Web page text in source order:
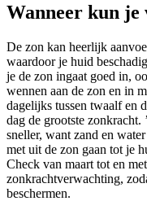
Wanneer kun je
De zon kan heerlijk
waardoor je huid
je de zon ingaat goed in,
wennen aan de zon en in
dagelijks tussen twaalf en
dag de grootste zonkracht.
sneller, want zand en
met uit de zon gaan tot je
Check van maart tot en
zonkrachtverwachting,
beschermen.